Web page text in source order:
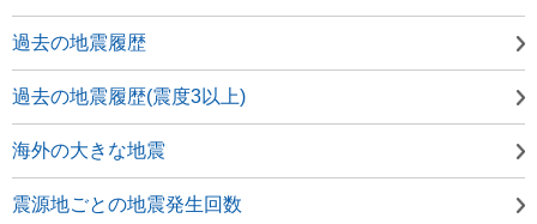
過去の地震履歴
過去の地震履歴(震度3以上)
海外の大きな地震
震源地ごとの地震発生回数